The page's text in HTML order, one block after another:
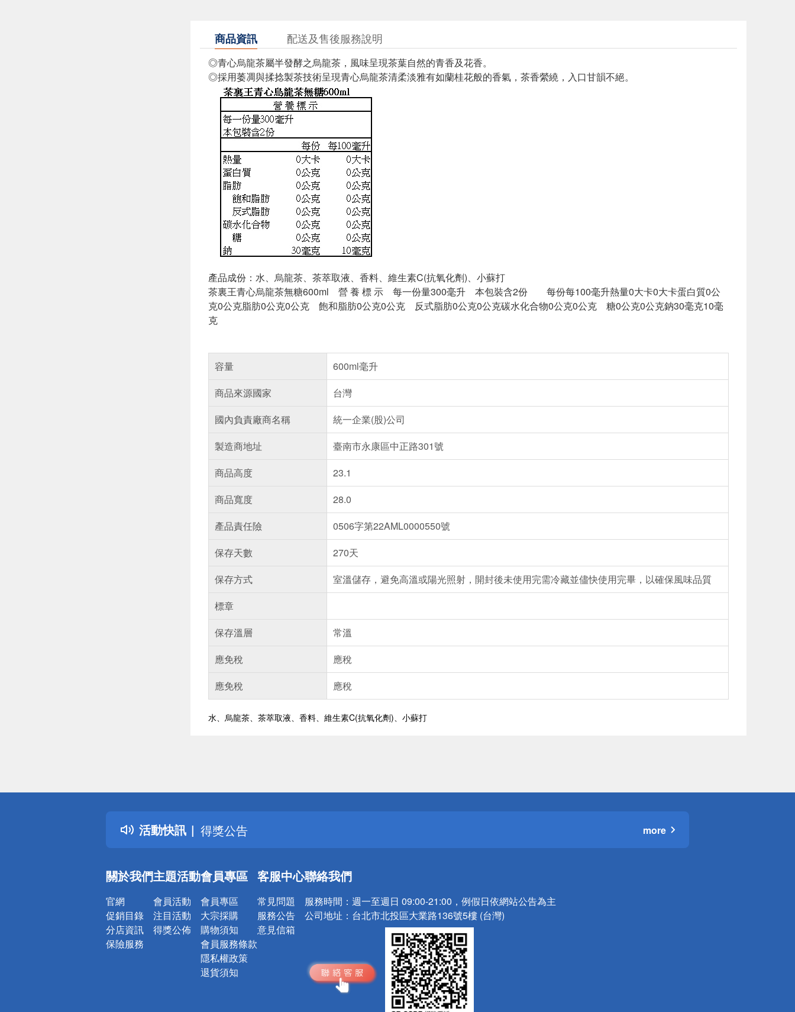
商品資訊 配送及售後服務說明
◎青心烏龍茶屬半發酵之烏龍茶，風味呈現茶葉自然的青香及花香。
◎採用萎凋與揉捻製茶技術呈現青心烏龍茶清柔淡雅有如蘭桂花般的香氣，茶香縈繞，入口甘韻不絕。
產品成份：水、烏龍茶、茶萃取液、香料、維生素C(抗氧化劑)、小蘇打
茶裏王青心烏龍茶無糖600ml 營 養 標 示 每一份量300毫升 本包裝含2份 每份每100毫升熱量0大卡0大卡蛋白質0公
克0公克脂肪0公克0公克 飽和脂肪0公克0公克 反式脂肪0公克0公克碳水化合物0公克0公克 糖0公克0公克鈉30毫克10毫
克
容量
600ml毫升
商品來源國家
台灣
國內負責廠商名稱
統一企業(股)公司
製造商地址
臺南市永康區中正路301號
商品高度
23.1
商品寬度
28.0
產品責任險
0506字第22AML0000550號
保存天數
270天
保存方式
室溫儲存，避免高溫或陽光照射，開封後未使用完需冷藏並儘快使用完畢，以確保風味品質
標章
保存溫層
常溫
應免稅
應稅
應免稅
應稅
水、烏龍茶、茶萃取液、香料、維生素C(抗氧化劑)、小蘇打
活動快訊
詐騙網頁！請小心！
得獎公告
熱門話題
銀行優惠
詐騙網頁！請小心！
more
關於我們
官網
促銷目錄
分店資訊
保險服務
主題活動
會員活動
注目活動
得獎公佈
會員專區
會員專區
大宗採購
購物須知
會員服務條款
隱私權政策
退貨須知
客服中心
常見問題
服務公告
意見信箱
聯絡我們
服務時間： 週一至週日 09:00-21:00，例假日依網站公告為主
公司地址： 台北市北投區大業路136號5樓 (台灣)